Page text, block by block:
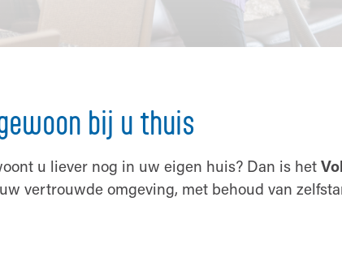
bij u thuis
u liever nog in uw eigen huis? Dan is het
vertrouwde omgeving, met behoud van